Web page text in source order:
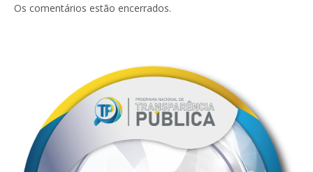
Os comentários estão encerrados.